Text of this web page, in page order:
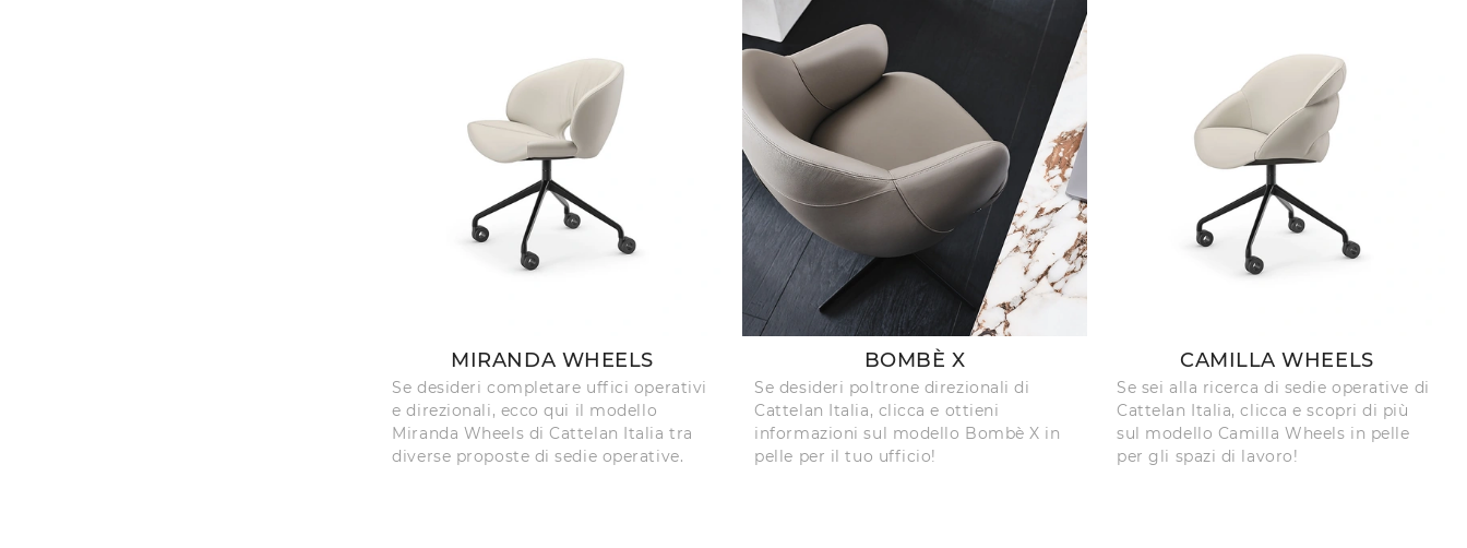
MIRANDA WHEELS
Se desideri completare uffici operativi
e direzionali, ecco qui il modello
Miranda Wheels di Cattelan Italia tra
diverse proposte di sedie operative.
BOMBÈ X
Se desideri poltrone direzionali di
Cattelan Italia, clicca e ottieni
informazioni sul modello Bombè X in
pelle per il tuo ufficio!
CAMILLA WHEELS
Se sei alla ricerca di sedie operative di
Cattelan Italia, clicca e scopri di più
sul modello Camilla Wheels in pelle
per gli spazi di lavoro!